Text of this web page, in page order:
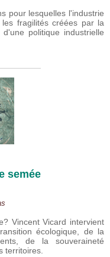
pour lesquelles l'industrie
fragilités créées par la
politique industrielle
semée
Vincent Vicard intervient
écologique, de la
de la souveraineté
territoires.